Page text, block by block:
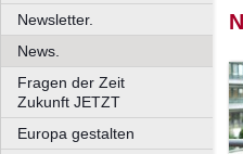
Newsletter.
News.
Fragen der Zeit
Zukunft JETZT
Europa gestalten